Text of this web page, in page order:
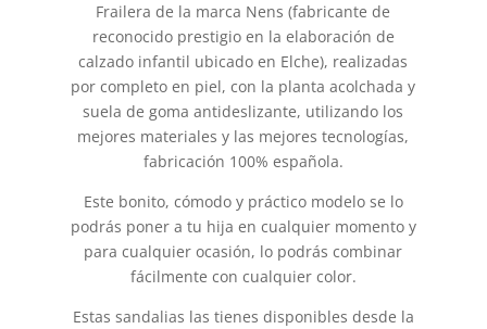
Frailera de la marca Nens (fabricante de
reconocido prestigio en la elaboración de
calzado infantil ubicado en Elche), realizadas
por completo en piel, con la planta acolchada y
suela de goma antideslizante, utilizando los
mejores materiales y las mejores tecnologías,
fabricación 100% española.
Este bonito, cómodo y práctico modelo se lo
podrás poner a tu hija en cualquier momento y
para cualquier ocasión, lo podrás combinar
fácilmente con cualquier color.
Estas sandalias las tienes disponibles desde la